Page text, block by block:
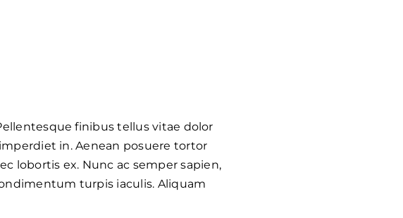
finibus tellus vitae dolor
in. Aenean posuere tortor
lobortis ex. Nunc ac semper sapien,
turpis iaculis. Aliquam